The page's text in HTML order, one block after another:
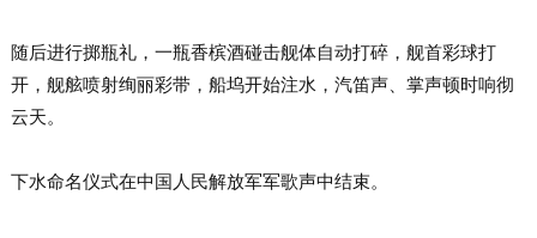
随后进行掷瓶礼，一瓶香槟酒碰击舰体自动打碎，舰首彩球打
开，舰舷喷射绚丽彩带，船坞开始注水，汽笛声、掌声顿时响彻
云天。
下水命名仪式在中国人民解放军军歌声中结束。